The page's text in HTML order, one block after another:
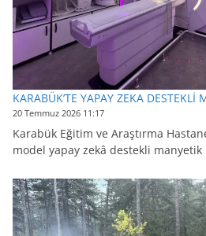
KARABÜK’TE YAPAY ZEKA
20 Temmuz 2026 11:17
Karabük Eğitim ve Araştırma
model yapay zekâ destekli manyetik